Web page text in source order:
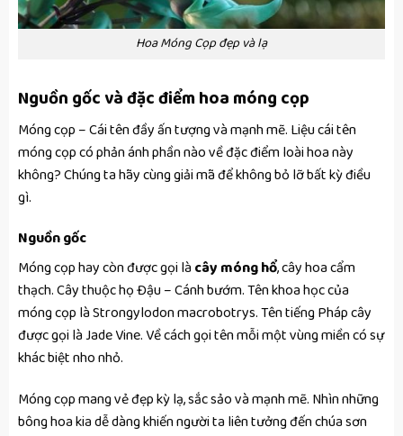
Hoa Móng Cọp đẹp và lạ
Nguồn gốc và đặc điểm hoa móng cọp
Móng cọp – Cái tên đầy ấn tượng và mạnh mẽ. Liệu cái tên
móng cọp có phản ánh phần nào về đặc điểm loài hoa này
không? Chúng ta hãy cùng giải mã để không bỏ lỡ bất kỳ điều
gì.
Nguồn gốc
Móng cọp hay còn được gọi là cây móng hổ, cây hoa cẩm
thạch. Cây thuộc họ Đậu – Cánh bướm. Tên khoa học của
móng cọp là Strongylodon macrobotrys. Tên tiếng Pháp cây
được gọi là Jade Vine. Về cách gọi tên mỗi một vùng miền có sự
khác biệt nho nhỏ.
Móng cọp mang vẻ đẹp kỳ lạ, sắc sảo và mạnh mẽ. Nhìn những
bông hoa kia dễ dàng khiến người ta liên tưởng đến chúa sơn